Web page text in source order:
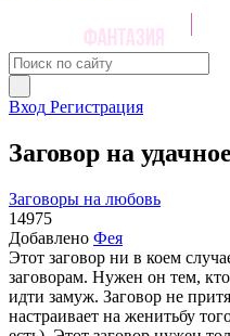
Вход Регистрация
Заговор на
Заговоры на любовь
14975
Добавлено Фея
Этот заговор ни в коем
заговорам. Нужен он тем,
идти замуж. Заговор не
настраивает на женитьбу